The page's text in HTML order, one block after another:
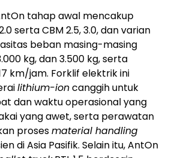
tahap awal mencakup
serta CBM 2.5, 3.0, dan varian
beban masing-masing
kg, dan 3.500 kg, serta
km/jam. Forklif elektrik ini
lithium-ioncanggih untuk
dan waktu operasional yang
yang awet, serta perawatan
prosesmaterial handling
di Asia Pasifik. Selain itu, AntOn